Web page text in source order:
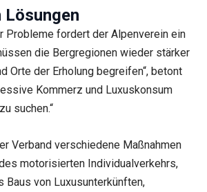
Lösungen
Probleme fordert der Alpenverein ein
die Bergregionen wieder stärker
Orte der Erholung begreifen“, betont
Kommerz und Luxuskonsum
suchen.“
Verband verschiedene Maßnahmen
motorisierten Individualverkehrs,
Baus von Luxusunterkünften,